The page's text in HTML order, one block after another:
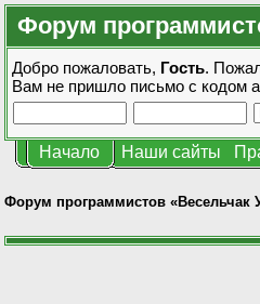
Форум
Добро пожаловать, Гость.
Вам не пришло письмо с кодом
Начало Наши сайты
Форум программистов «Весельчак